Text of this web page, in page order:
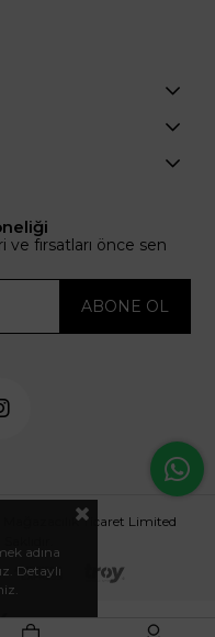
fırsatları önce sen
ABONE OL
Ticaret Limited
adına
Detaylı